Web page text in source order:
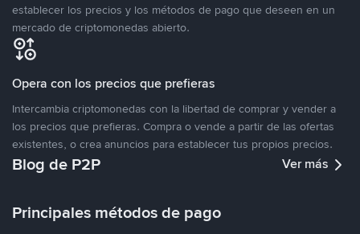
establecer los precios y los métodos de pago que deseen en un
mercado de criptomonedas abierto.
Opera con los precios que prefieras
Intercambia criptomonedas con la libertad de comprar y vender a
los precios que prefieras. Compra o vende a partir de las ofertas
existentes, o crea anuncios para establecer tus propios precios.
Blog de P2P Ver más
Principales métodos de pago